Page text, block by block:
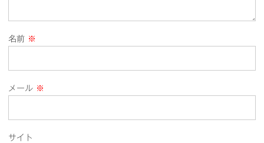
名前 ※
メール ※
サイト